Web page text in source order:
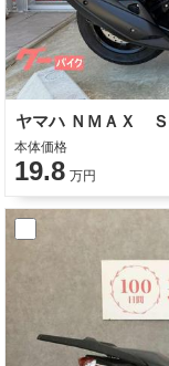
本体価格
19.8 万円